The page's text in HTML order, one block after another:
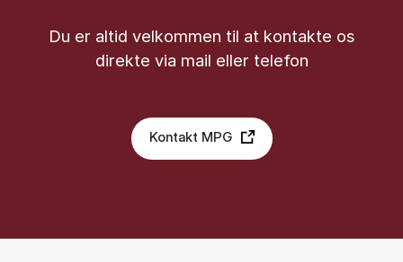
Du er altid velkommen til at kontakte os
direkte via mail eller telefon
Kontakt MPG